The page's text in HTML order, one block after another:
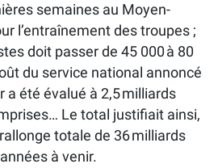
semaines au Moyen-
l’entraînement des troupes ;
doit passer de 45 000 à 80
du service national annoncé
a été évalué à 2,5 milliards
Le total justifiait ainsi,
totale de 36 milliards
à venir.